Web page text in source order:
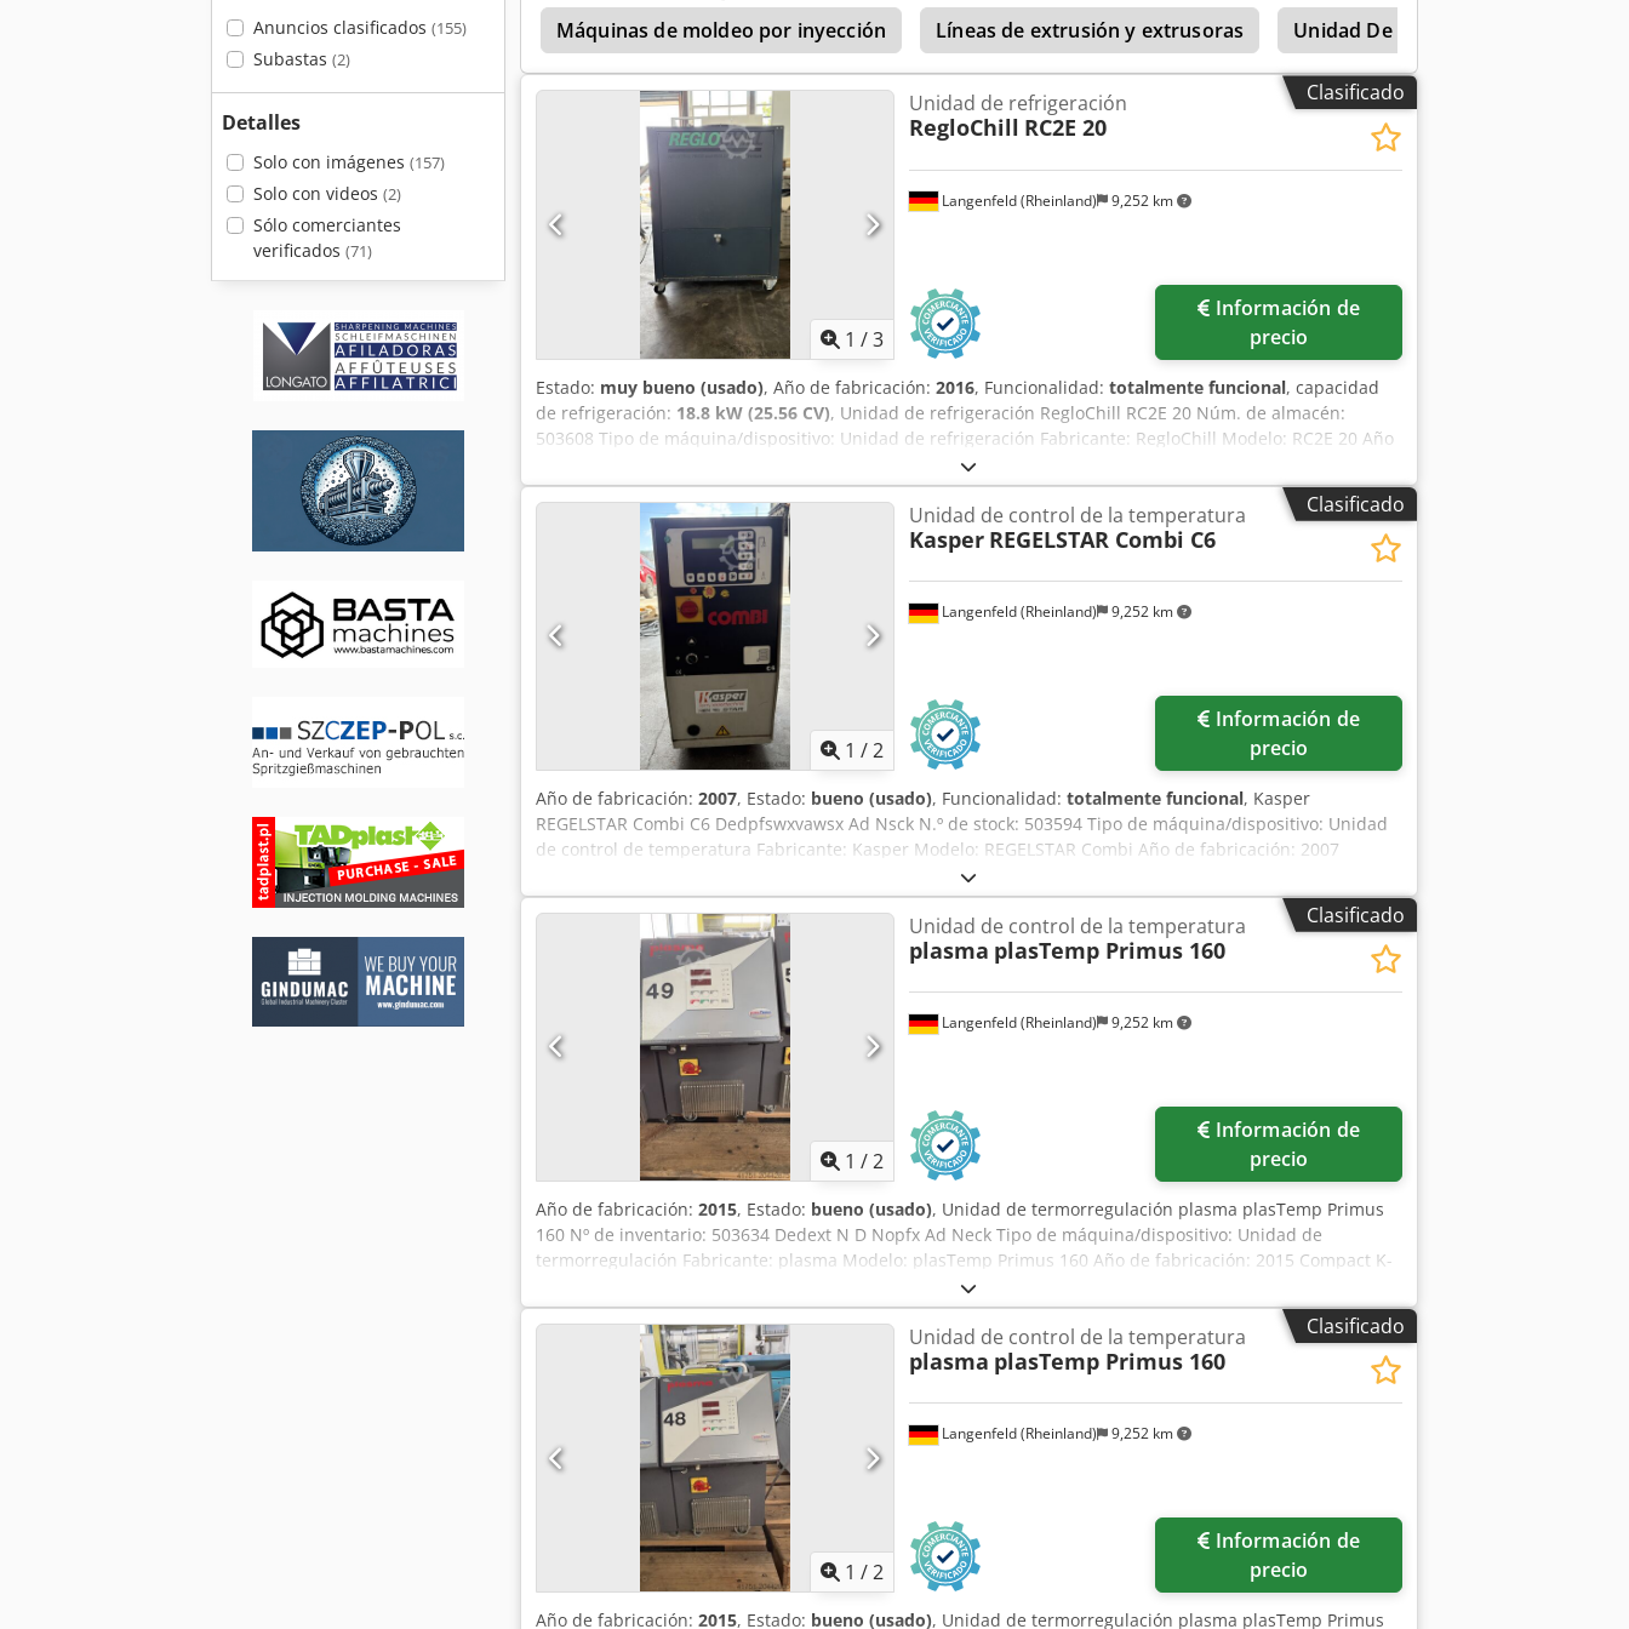
Anuncios clasificados (155)
Subastas (2)
Detalles
Solo con imágenes (157)
Solo con videos (2)
Sólo comerciantes
verificados (71)
2012) - Módulo de control de temperatura it40 T1 (año 2012) - Módulo de molde eléctrico W2 (año 2012) -
Módulo de molde hidráulico W2 (año fiscal 2012) - Módulo de control de temperatura it40 T2 (año 2012)
Carga conectada: 63 A Temperatura máxima de funcionamiento: 95° C Capacidad de calefacción: 3 kW /
segmento Capacidad de refrigeración: 27 kW Potencia de la bomba: 0,5 kW Interfaz: VARAN Tensión: 400-
415V 50Hz Medio de circulación: Agua/agua
Máquinas de moldeo por inyección
Líneas de extrusión y extrusoras Unidad De Control De Temperatura
Dispositivo Therm Hb Hb 150 Sp Wittmann
Clasificado
1 /3
Langenfeld (Rheinland) 9,252 km
Unidad de refrigeración
RegloChill RC2E 20
precio
Estado: muy bueno (usado), Año de fabricación: 2016, Funcionalidad: totalmente funcional, capacidad
de refrigeración: 18.8 kW (25.56 CV), Unidad de refrigeración RegloChill RC2E 20 Núm. de almacén:
503608 Tipo de máquina/dispositivo: Unidad de refrigeración Fabricante: RegloChill Modelo: RC2E 20 Año
de fabricación: 2016 - Refrigerante ecológico R407C - Arranque automático de la rotación del compresor -
Filtro deshidratador con tamices moleculares - Indicador de nivel de líquido - Condensador de aletas de
aluminio de alta eficiencia con tubos de cobre - Válvula solenoide - Válvula de expansión - Presostatos de
seguridad para alta y baja presión de gas Dedpsxz Dt Ijfx Ad Njck - Presostato de nivel de agua -
Evaporador de placas con tubos de cobre de alta eficiencia para el intercambio agua-gas Potencia de
conexión: 12 A Refrigerante: R407C Capacidad de refrigeración: 18,8 kW Tensión: 400 V - 50 Hz
Clasificado
Pedir más fotos
1 /2
Langenfeld (Rheinland) 9,252 km
Unidad de control de la temperatura
Kasper REGELSTAR Combi C6
precio
Año de fabricación: 2007, Estado: bueno (usado), Funcionalidad: totalmente funcional, Kasper
REGELSTAR Combi C6 Dedpfswxvawsx Ad Nsck N.º de stock: 503594 Tipo de máquina/dispositivo: Unidad
de control de temperatura Fabricante: Kasper Modelo: REGELSTAR Combi Año de fabricación: 2007
Potencia total conectada: 18 A Potencia de calefacción: 9 kW Potencia de refrigeración: 36 kW/80°C Caudal
de la bomba: 60 l/min Presión máxima de la bomba: 4 bar Temperatura máxima: 150°C (aceite)
Temperatura máxima: 95°C (agua) Medio circulante: agua y aceite
Clasificado
Pedir más fotos
1 /2
Langenfeld (Rheinland) 9,252 km
Unidad de control de la temperatura
plasma plasTemp Primus 160
precio
Año de fabricación: 2015, Estado: bueno (usado), Unidad de termorregulación plasma plasTemp Primus
160 Nº de inventario: 503634 Dedext N D Nopfx Ad Neck Tipo de máquina/dispositivo: Unidad de
termorregulación Fabricante: plasma Modelo: plasTemp Primus 160 Año de fabricación: 2015 Compact K-
160-9-24 Temperatura máxima de funcionamiento: 160° Potencia de calefacción: 9 kW Medio de
circulación: Agua
Clasificado
Pedir más fotos
1 /2
Langenfeld (Rheinland) 9,252 km
Unidad de control de la temperatura
plasma plasTemp Primus 160
precio
Año de fabricación: 2015, Estado: bueno (usado), Unidad de termorregulación plasma plasTemp Primus